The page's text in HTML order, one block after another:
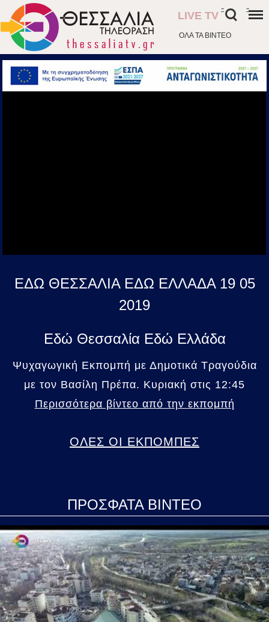
ΟΛΑ ΤΑ ΒΙΝΤΕΟ
LIVE TV
- -
ΕΔΩ ΘΕΣΣΑΛΙΑ ΕΔΩ ΕΛΛΑΔΑ 19 05
2019
Εδώ Θεσσαλία Εδώ Ελλάδα
Ψυχαγωγική Εκπομπή με Δημοτικά Τραγούδια
με τον Βασίλη Πρέπα. Κυριακή στις 12:45
Περισσότερα βίντεο από την εκπομπή
ΟΛΕΣ ΟΙ ΕΚΠΟΜΠΕΣ
ΠΡΟΣΦΑΤΑ ΒΙΝΤΕΟ